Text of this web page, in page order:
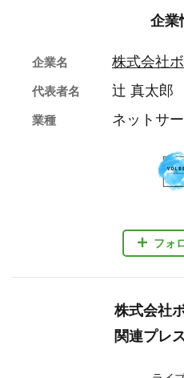
企業
フォ
企業名 株式会社
代表者名 辻 真太郎
業種 ネットサ
株式会社
関連プレ